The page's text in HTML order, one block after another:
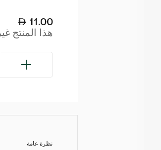
11.00
هذا المنتج
نظرة عامة